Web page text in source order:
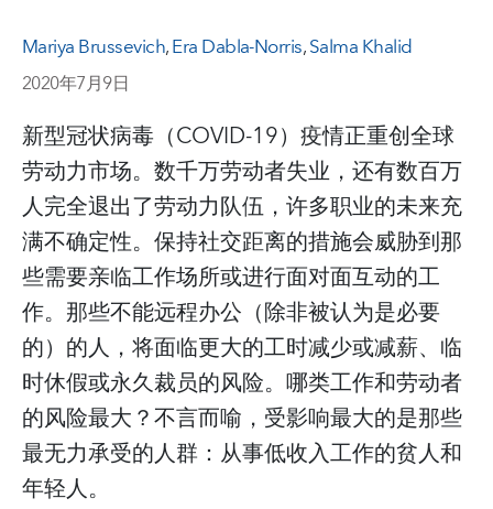
Mariya Brussevich,Era Dabla-Norris,Salma Khalid
2020年7月9日
新型冠状病毒（COVID-19）疫情正重创全球
劳动力市场。数千万劳动者失业，还有数百万
人完全退出了劳动力队伍，许多职业的未来充
满不确定性。保持社交距离的措施会威胁到那
些需要亲临工作场所或进行面对面互动的工
作。那些不能远程办公（除非被认为是必要
的）的人，将面临更大的工时减少或减薪、临
时休假或永久裁员的风险。哪类工作和劳动者
的风险最大？不言而喻，受影响最大的是那些
最无力承受的人群：从事低收入工作的贫人和
年轻人。